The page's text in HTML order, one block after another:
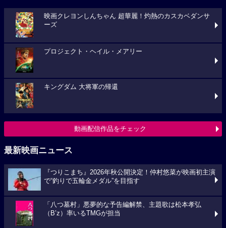
映画クレヨンしんちゃん 超華麗！灼熱のカスカベダンサ
ーズ
プロジェクト・ヘイル・メアリー
キングダム 大将軍の帰還
動画配信作品をチェック
最新映画ニュース
『つりこまち』2026年秋公開決定！仲村悠菜が映画初主演
で“釣りで五輪金メダル”を目指す
「八つ墓村」悪夢的な予告編解禁、主題歌は松本孝弘
（B’z）率いるTMGが担当